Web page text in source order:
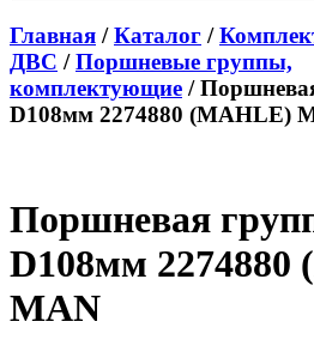
Главная /Каталог /
ДВС /Поршневые группы,
комплектующие /
D108мм 2274880 (MAHLE)
Поршневая
D108мм 2274880
MAN